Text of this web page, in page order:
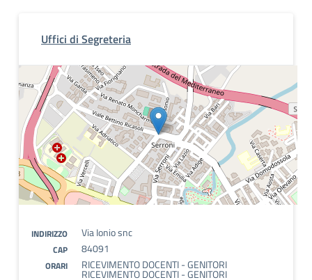
Uffici di Segreteria
INDIRIZZO Via Ionio snc
CAP 84091
ORARI RICEVIMENTO DOCENTI - GENITORI
RICEVIMENTO DOCENTI - GENITORI